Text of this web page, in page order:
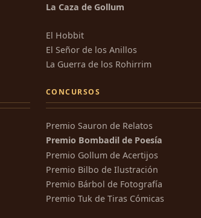
La Caza de Gollum
El Hobbit
El Señor de los Anillos
La Guerra de los Rohirrim
CONCURSOS
Premio Sauron de Relatos
Premio Bombadil de Poesía
Premio Gollum de Acertijos
Premio Bilbo de Ilustración
Premio Bárbol de Fotografía
Premio Tuk de Tiras Cómicas